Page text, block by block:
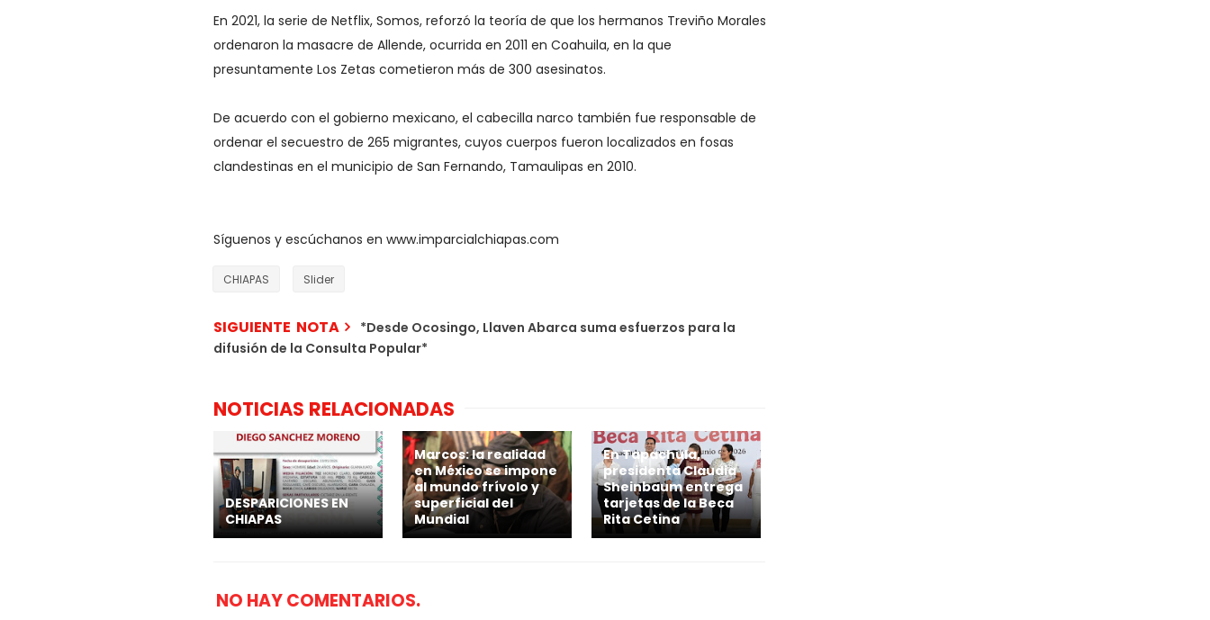
En 2021, la serie de Netflix, Somos, reforzó la teoría de que los hermanos Treviño Morales
ordenaron la masacre de Allende, ocurrida en 2011 en Coahuila, en la que
presuntamente Los Zetas cometieron más de 300 asesinatos.
De acuerdo con el gobierno mexicano, el cabecilla narco también fue responsable de
ordenar el secuestro de 265 migrantes, cuyos cuerpos fueron localizados en fosas
clandestinas en el municipio de San Fernando, Tamaulipas en 2010.
Síguenos y escúchanos en www.imparcialchiapas.com
CHIAPAS Slider
SIGUIENTE NOTA
*Desde Ocosingo, Llaven Abarca suma esfuerzos para la
difusión de la Consulta Popular*
NOTICIAS RELACIONADAS
DESPARICIONES EN
CHIAPAS
Marcos: la realidad
en México se impone
al mundo frívolo y
superficial del
Mundial
En Tapachula,
presidenta Claudia
Sheinbaum entrega
tarjetas de la Beca
Rita Cetina
NO HAY COMENTARIOS.